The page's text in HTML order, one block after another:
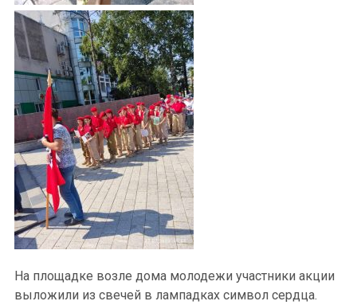
На площадке возле дома молодежи участники акции
выложили из свечей в лампадках символ сердца.